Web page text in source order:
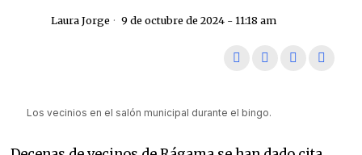
Laura Jorge 9 de octubre de 2024 - 11:18 am
Los vecinios en el salón municipal durante el bingo.